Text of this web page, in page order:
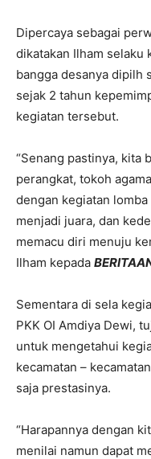
Dipercaya sebagai
dikatakan Ilham
bangga desanya dipilh
sejak 2 tahun
kegiatan tersebut.
“Senang pastinya, kita
perangkat, tokoh
dengan kegiatan
menjadi juara, dan
memacu diri menuju
Ilham kepada
Sementara di sela
PKK OI Amdiya Dewi,
untuk mengetahui
kecamatan –
saja prestasinya.
“Harapannya dengan
menilai namun dapat